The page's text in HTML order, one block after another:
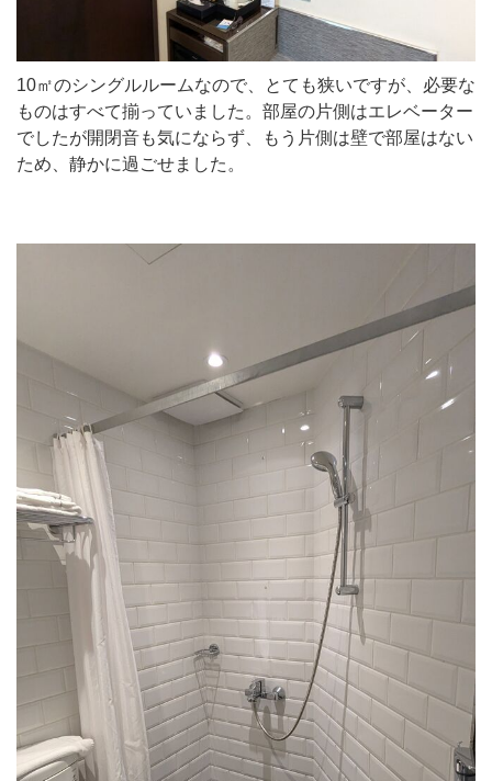
10㎡のシングルルームなので、とても狭いですが、必要な
ものはすべて揃っていました。部屋の片側はエレベーター
でしたが開閉音も気にならず、もう片側は壁で部屋はない
ため、静かに過ごせました。